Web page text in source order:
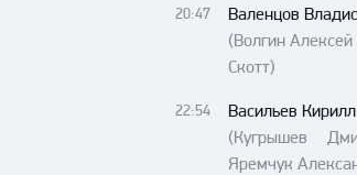
Шанхайские Драконы
20:47
Валенцов
(Волгин Алексей
Скотт)
22:54
Васильев Кирилл
(Кугрышев
Яремчук